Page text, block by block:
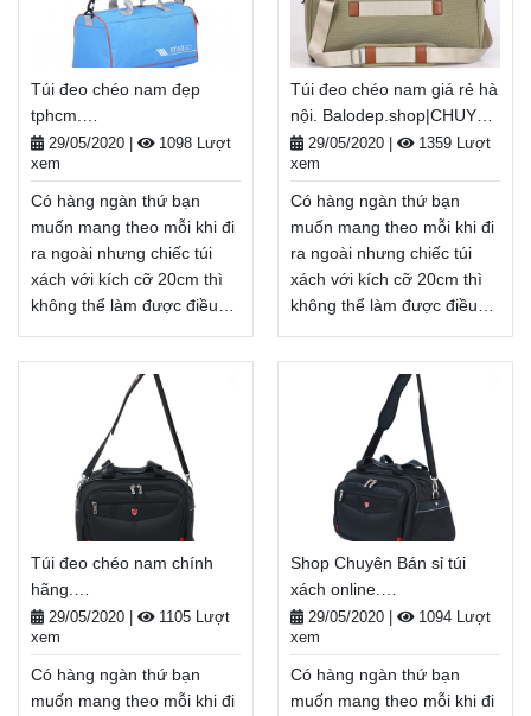
Balodep.shop|Chuyên túi
đeo chéo đẹp giá rẻ, Balo-
Túi xách. Giao hàng toàn
quốc, Miễn phí đổi trả
hàng, thanh toán tiền khi
nhận hàngXem thêm
Balodep.shop|Chuyên túi
đeo chéo hàng hiệu
nữ, Balo-Túi xách. Giao
hàng toàn quốc, Miễn phí
đổi trả hàng, thanh toán
tiền khi nhận hàng
Xem thêm
Túi đeo chéo nam đẹp
tphcm.
Balodep.shop|CHUYÊN
BALO-TÚI XÁCH–VALI ĐẸP
29/05/2020
1098 Lượt
xem
Có hàng ngàn thứ bạn
muốn mang theo mỗi khi đi
ra ngoài nhưng chiếc túi
xách với kích cỡ 20cm thì
không thể làm được điều
cỡ lớn, túi đeo chéo nam
đẹp tphcm sẽ là lựa chọn
hàng đầu khi cần mang
nhiều thứ ra ngoài khi đi
học, đi du lịch, đi dã ngoại, .
đeo chéo nam đẹp
tphcm, Balo-Túi xách. Giao
hàng toàn quốc, Miễn phí
đổi trả hàng, thanh toán
tiền khi nhận hàng
Xem thêm
Túi đeo chéo nam giá rẻ hà
nội. Balodep.shop|CHUYÊN
BALO-TÚI XÁCH–VALI ĐẸP
29/05/2020
1359 Lượt
xem
Có hàng ngàn thứ bạn
muốn mang theo mỗi khi đi
ra ngoài nhưng chiếc túi
xách với kích cỡ 20cm thì
không thể làm được điều
cỡ lớn, túi đeo chéo nam
giá rẻ hà nội sẽ là lựa chọn
hàng đầu khi cần mang
nhiều thứ ra ngoài khi đi
học, đi du lịch, đi dã ngoại, .
đeo chéo nam giá rẻ hà
nội, Balo-Túi xách. Giao
hàng toàn quốc, Miễn phí
đổi trả hàng, thanh toán
tiền khi nhận hàng
Xem thêm
Túi đeo chéo nam chính
hãng.
Balodep.shop|CHUYÊN
BALO-TÚI XÁCH–VALI ĐẸP
29/05/2020
1105 Lượt
xem
Có hàng ngàn thứ bạn
muốn mang theo mỗi khi đi
Shop Chuyên Bán sỉ túi
xách online.
Balodep.shop|CHUYÊN
BALO-TÚI XÁCH–VALI ĐẸP
29/05/2020
1094 Lượt
xem
Có hàng ngàn thứ bạn
muốn mang theo mỗi khi đi